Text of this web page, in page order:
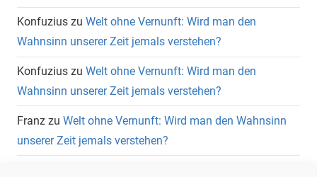
Konfuzius zu Welt ohne Vernunft: Wird man den
Wahnsinn unserer Zeit jemals verstehen?
Konfuzius zu Welt ohne Vernunft: Wird man den
Wahnsinn unserer Zeit jemals verstehen?
Franz zu Welt ohne Vernunft: Wird man den Wahnsinn
unserer Zeit jemals verstehen?